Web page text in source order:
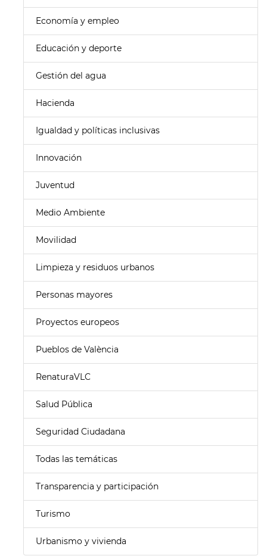
Economía y empleo
Educación y deporte
Gestión del agua
Hacienda
Igualdad y políticas inclusivas
Innovación
Juventud
Medio Ambiente
Movilidad
Limpieza y residuos urbanos
Personas mayores
Proyectos europeos
Pueblos de València
RenaturaVLC
Salud Pública
Seguridad Ciudadana
Todas las temáticas
Transparencia y participación
Turismo
Urbanismo y vivienda